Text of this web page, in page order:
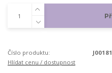
Číslo produktu:
Hlídat cenu / dostupnost